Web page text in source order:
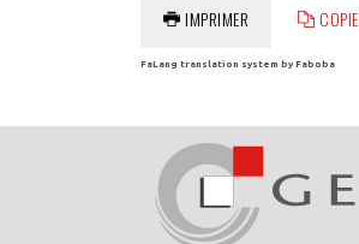
IMPRIMER COPIE
FaLang translation system by Faboba